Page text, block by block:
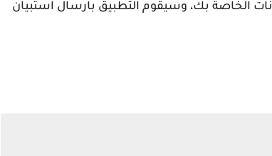
الخاصة بك، وسيقوم التطبيق بارسال استبيان